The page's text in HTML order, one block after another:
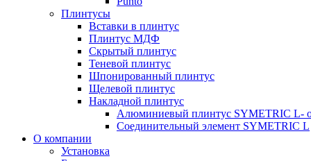
Плинтусы
Вставки в плинтус
Плинтус МДФ
Скрытый плинтус
Теневой плинтус
Шпонированный плинтус
Щелевой плинтус
Накладной плинтус
Алюминиевый плинтус SYMETRIC L-
Соединительный элемент SYMETRIC L
О компании
Установка